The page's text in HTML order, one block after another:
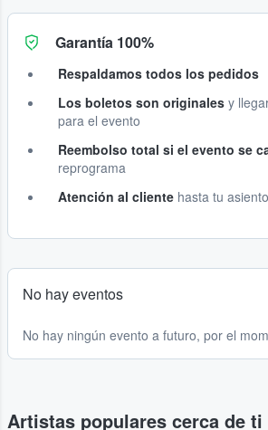
Garantía 100%
Respaldamos todos los pedidos
Los boletos son originales y
para el evento
Reembolso total si el evento se
reprograma
Atención al cliente hasta tu asiento
No hay eventos
No hay ningún evento a futuro, por el
Artistas populares cerca de ti